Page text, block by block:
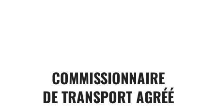
COMMISSIONNAIRE
DE TRANSPORT AGRÉÉ